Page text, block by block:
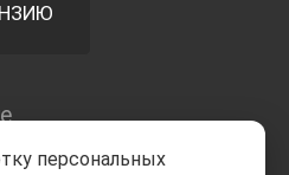
персональных